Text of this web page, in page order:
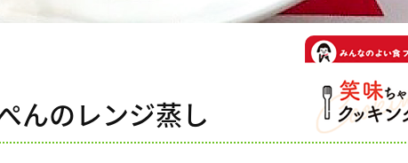
んのレンジ蒸し